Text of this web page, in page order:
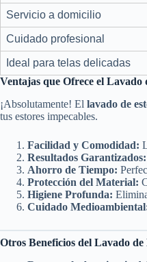
Servicio a domicilio
Cuidado profesional
Ideal para telas delicadas
Ventajas que Ofrece el Lavado
¡Absolutamente! El lavado de
tus estores impecables.
Facilidad y Comodidad:
Resultados Garantizados:
Ahorro de Tiempo:
Protección del Material:
Higiene Profunda:
Cuidado
Otros Beneficios del Lavado de